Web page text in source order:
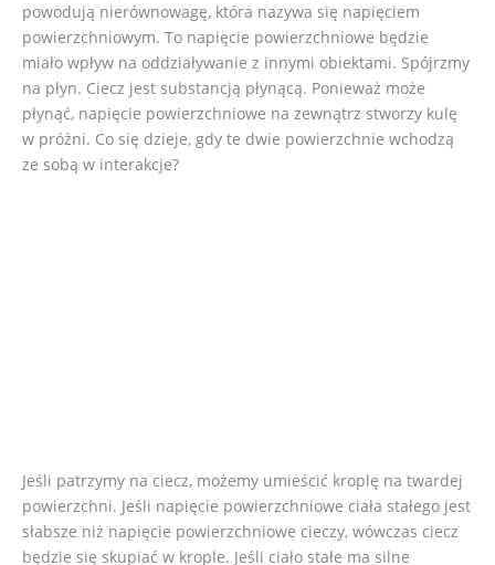
powodują nierównowagę, która nazywa się napięciem
powierzchniowym. To napięcie powierzchniowe będzie
miało wpływ na oddziaływanie z innymi obiektami. Spójrzmy
na płyn. Ciecz jest substancją płynącą. Ponieważ może
płynąć, napięcie powierzchniowe na zewnątrz stworzy kulę
w próżni. Co się dzieje, gdy te dwie powierzchnie wchodzą
ze sobą w interakcje?
Jeśli patrzymy na ciecz, możemy umieścić kroplę na twardej
powierzchni. Jeśli napięcie powierzchniowe ciała stałego jest
słabsze niż napięcie powierzchniowe cieczy, wówczas ciecz
będzie się skupiać w krople. Jeśli ciało stałe ma silne